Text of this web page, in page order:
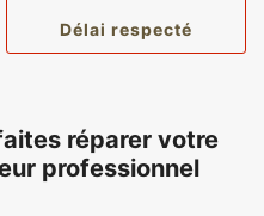
Délai respecté
réparer votre
professionnel